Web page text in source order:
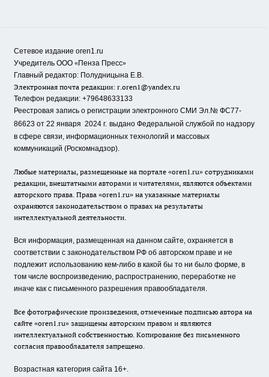
Сетевое издание oren1.ru
Учредитель ООО «Пенза Пресс»
Главный редактор: Полудницына Е.В.
Электронная почта редакции: r.oren1@yandex.ru
Телефон редакции: +79648633133
Реестровая запись о регистрации электронного СМИ Эл.№ ФС77-
86623 от 22 января 2024 г. выдано Федеральной службой по надзору
в сфере связи, информационных технологий и массовых
коммуникаций (Роскомнадзор).
Любые материалы, размещенные на портале «oren1.ru» сотрудниками
редакции, внештатными авторами и читателями, являются объектами
авторского права. Права «oren1.ru» на указанные материалы
охраняются законодательством о правах на результаты
интеллектуальной деятельности.
Вся информация, размещенная на данном сайте, охраняется в
соответствии с законодательством РФ об авторском праве и не
подлежит использованию кем-либо в какой бы то ни было форме, в
том числе воспроизведению, распространению, переработке не
иначе как с письменного разрешения правообладателя.
Все фотографические произведения, отмеченные подписью автора на
сайте «oren1.ru» защищены авторским правом и являются
интеллектуальной собственностью. Копирование без письменного
согласия правообладателя запрещено.
Возрастная категория сайта 16+.